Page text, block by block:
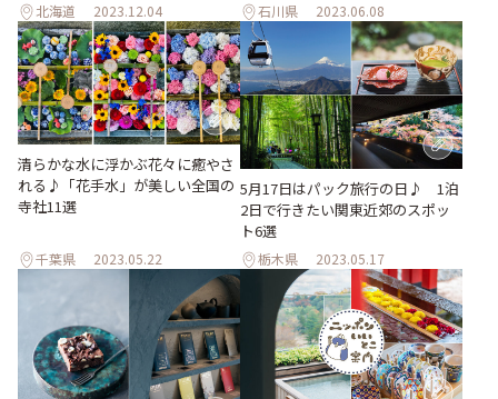
北海道 2023.12.04 石川県 2023.06.08
清らかな水に浮かぶ花々に癒やさ
れる♪「花手水」が美しい全国の
寺社11選
千葉県 2023.05.22
5月17日はパック旅行の日♪ 1泊
2日で行きたい関東近郊のスポッ
ト6選
栃木県 2023.05.17